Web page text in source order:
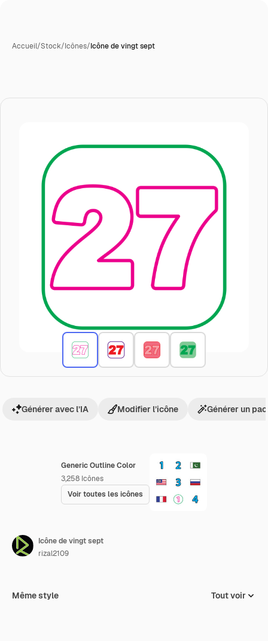
Accueil/Stock/Icônes/Icône de vingt sept
Generic Outline Color
3,258 Icônes
Voir toutes les icônes
Générer avec l’IA Modifier l’icône Générer un
Icône de vingt sept
rizal2109
Même style Tout voir